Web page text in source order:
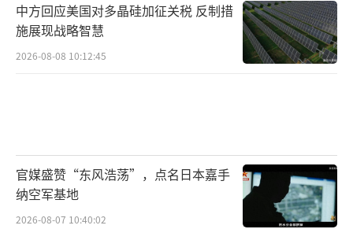
中方回应美国对多晶硅加征关税 反制措
施展现战略智慧
2026-08-08 10:12:45
官媒盛赞“东风浩荡”，点名日本嘉手
纳空军基地
2026-08-07 10:40:02